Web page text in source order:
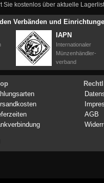
Sie kostenlos über aktuelle
Verbänden und
IAPN
Internationaler
Münzenhändler-
verband
AGB